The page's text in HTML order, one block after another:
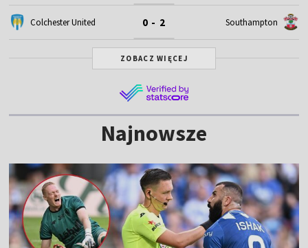
Colchester United 0 - 2 Southampton
ZOBACZ WIĘCEJ
Najnowsze